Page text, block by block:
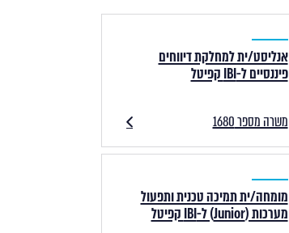
אנליסט/ית למחלקת דיווחים
פיננסיים ל-IBI קפיטל
משרה מספר 1680
מומחה/ית תמיכה טכנית ותפעול
מערכות (Junior) ל-IBI קפיטל